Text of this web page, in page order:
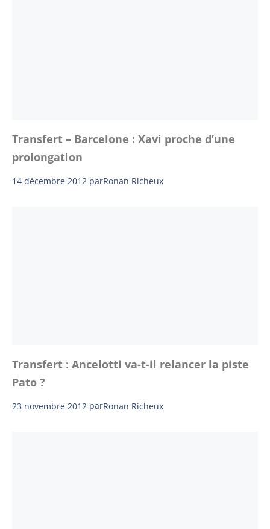
Transfert – Barcelone : Xavi proche d’une
prolongation
14 décembre 2012 parRonan Richeux
Transfert : Ancelotti va-t-il relancer la piste
Pato ?
23 novembre 2012 parRonan Richeux